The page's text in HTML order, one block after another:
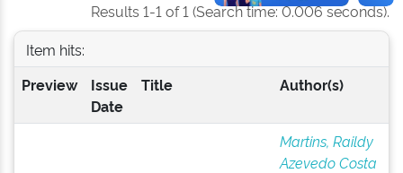
Results 1-1 of 1 (Search time: 0.006 seconds).
Item hits:
Preview
Issue
Date
Title Author(s)
Martins, Raildy
Azevedo Costa